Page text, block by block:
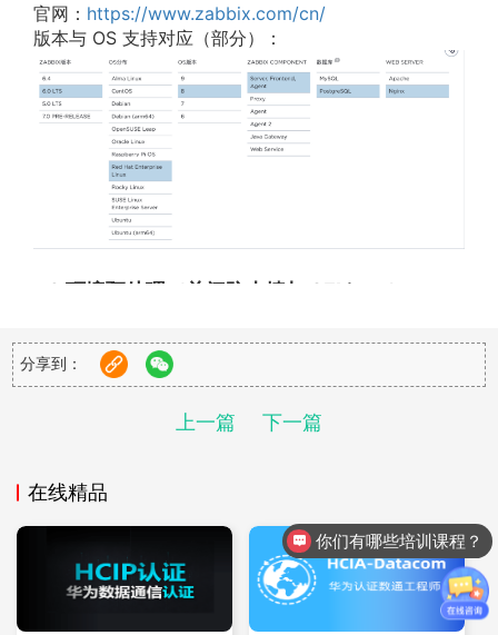
官网： https://www.zabbix.com/cn/
版本与 OS 支持对应（部分）：
1.3 环境预处理（关闭防火墙与 SELinux）
bash
systemctl stop firewalld.service
systemctl status firewalld.service
1.3.2 关闭 SELinux
编辑 SELinux 配置文件：
分享到：
上一篇 下一篇
在线精品
你们有哪些培训课程？